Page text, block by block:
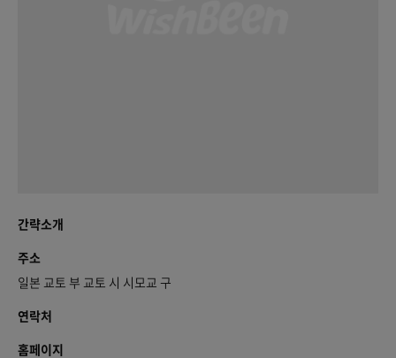
간략소개
주소
일본 교토 부 교토 시 시모교 구
연락처
홈페이지